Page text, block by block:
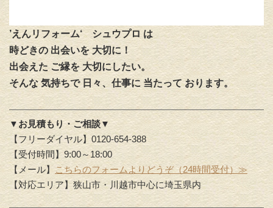
’えんリフォーム‘ シュウプロ は
時どきの 出会いを 大切に！
出会えた ご縁を 大切にしたい。
そんな 気持ちで 日々、仕事に 当たって おります。
▼お見積もり・ご相談▼
【フリーダイヤル】0120-654-388
【受付時間】9:00～18:00
【メール】 こちらのフォームよりどうぞ（24時間受付）≫
【対応エリア】狭山市・川越市中心に埼玉県内